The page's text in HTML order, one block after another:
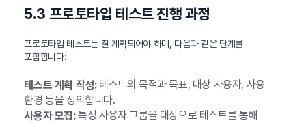
5.3 프로토타입 테스트 진행 과정
프로토타입 테스트는 잘 계획되어야 하며, 다음과 같은 단계를
포함합니다:
테스트 계획 작성:테스트의 목적과 목표, 대상 사용자, 사용
환경 등을 정의합니다.
사용자 모집:특정 사용자 그룹을 대상으로 테스트를 통해